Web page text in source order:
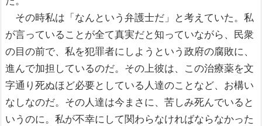
その時私は「なんという弁護士だ」と考えていた。私
が言っていることが全て真実だと知っていながら、民衆
の目の前で、私を犯罪者にしようという政府の腐敗に、
進んで加担しているのだ。その上彼は、この治療薬を文
字通り死ぬほど必要としている人達のことなど、お構い
なしなのだ。その人達は今まさに、苦しみ死んでいると
いうのに。私が不幸にして関わらなければならなかった